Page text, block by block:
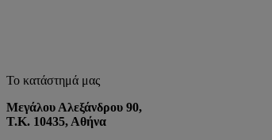
Το κατάστημά μας
Μεγάλου Αλεξάνδρου 90,
Τ.Κ. 10435, Αθήνα